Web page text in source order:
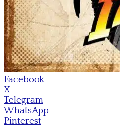
Facebook
X
Telegram
WhatsApp
Pinterest